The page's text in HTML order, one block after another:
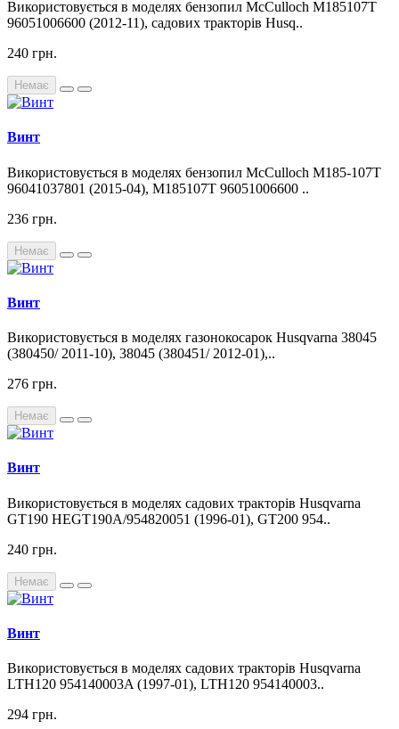
Використовується в моделях бензопил McCulloch M185107T
96051006600 (2012-11), садових тракторів Husq..
240 грн.
Немає
Винт
Використовується в моделях бензопил McCulloch M185-107T
96041037801 (2015-04), M185107T 96051006600 ..
236 грн.
Немає
Винт
Використовується в моделях газонокосарок Husqvarna 38045
(380450/ 2011-10), 38045 (380451/ 2012-01),..
276 грн.
Немає
Винт
Використовується в моделях садових тракторів Husqvarna
GT190 HEGT190A/954820051 (1996-01), GT200 954..
240 грн.
Немає
Винт
Використовується в моделях садових тракторів Husqvarna
LTH120 954140003A (1997-01), LTH120 954140003..
294 грн.